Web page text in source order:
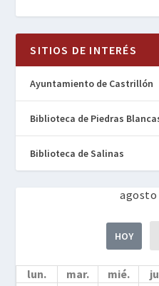
SITIOS DE INTERÉS
Ayuntamiento de Castrillón
Biblioteca de Piedras
Biblioteca de Salinas
agosto
HOY
lun. mar. mié.